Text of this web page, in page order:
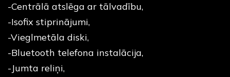
-Centrālā atslēga ar tālvadību,
-Isofix stiprinājumi,
-Vieglmetāla diski,
-Bluetooth telefona instalācija,
-Jumta reliņi,